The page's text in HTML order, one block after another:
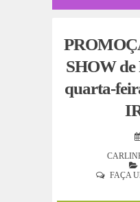
e
SHOW de
quarta-
FAÇA